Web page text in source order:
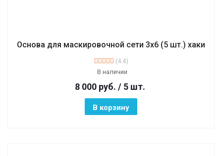
Основа для маскировочной сети 3х6 (5 шт.) хаки
(4.4)
В наличии
8 000 руб. / 5 шт.
В корзину